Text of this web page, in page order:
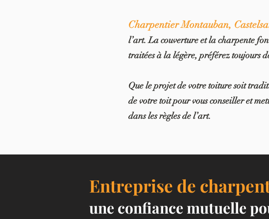
Charpentier Montauban,
l’art. La couverture et la charpente
traitées à la légère, préférez toujours
Que le projet de votre toiture soit
de votre toit pour vous conseiller et
dans les règles de l’art.
Entreprise de
une confiance mutuelle